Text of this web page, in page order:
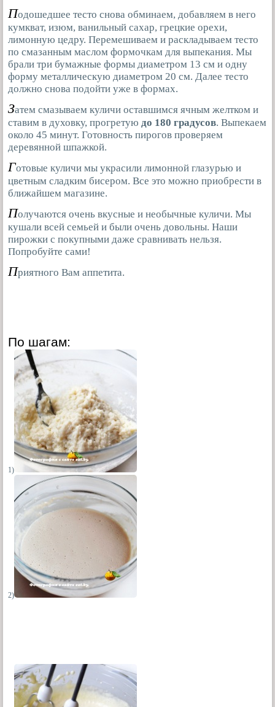
Подошедшее тесто снова обминаем, добавляем в него
кумкват, изюм, ванильный сахар, грецкие орехи,
лимонную цедру. Перемешиваем и раскладываем тесто
по смазанным маслом формочкам для выпекания. Мы
брали три бумажные формы диаметром 13 см и одну
форму металлическую диаметром 20 см. Далее тесто
должно снова подойти уже в формах.
Затем смазываем куличи оставшимся ячным желтком и
ставим в духовку, прогретую до 180 градусов. Выпекаем
около 45 минут. Готовность пирогов проверяем
деревянной шпажкой.
Готовые куличи мы украсили лимонной глазурью и
цветным сладким бисером. Все это можно приобрести в
ближайшем магазине.
Получаются очень вкусные и необычные куличи. Мы
кушали всей семьей и были очень довольны. Наши
пирожки с покупными даже сравнивать нельзя.
Попробуйте сами!
Приятного Вам аппетита.
По шагам:
1)
2)